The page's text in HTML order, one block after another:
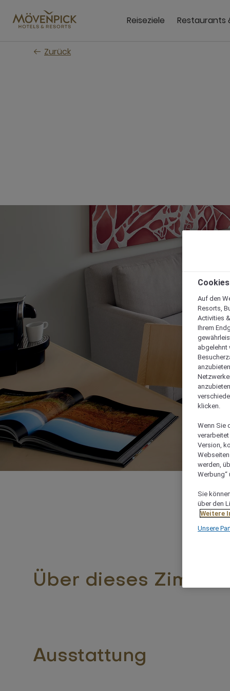
Hauptinhalt
wechseln
Reiseziele Restaurants
Zurück
Über dieses Zimmer
Ausstattung
Auf den
Resorts,
Activities
Ihrem
abgelehnt
klicken.
Wenn Sie
Version,
werden,
Werbung“
Sie
über den
Weitere
Unsere